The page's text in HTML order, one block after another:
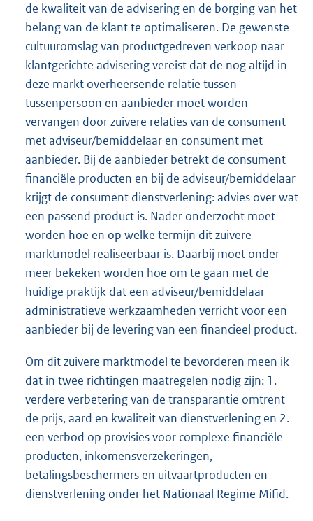
de kwaliteit van de advisering en de borging van het
belang van de klant te optimaliseren. De gewenste
cultuuromslag van productgedreven verkoop naar
klantgerichte advisering vereist dat de nog altijd in
deze markt overheersende relatie tussen
tussenpersoon en aanbieder moet worden
vervangen door zuivere relaties van de consument
met adviseur/bemiddelaar en consument met
aanbieder. Bij de aanbieder betrekt de consument
financiële producten en bij de adviseur/bemiddelaar
krijgt de consument dienstverlening: advies over wat
een passend product is. Nader onderzocht moet
worden hoe en op welke termijn dit zuivere
marktmodel realiseerbaar is. Daarbij moet onder
meer bekeken worden hoe om te gaan met de
huidige praktijk dat een adviseur/bemiddelaar
administratieve werkzaamheden verricht voor een
aanbieder bij de levering van een financieel product.
Om dit zuivere marktmodel te bevorderen meen ik
dat in twee richtingen maatregelen nodig zijn: 1.
verdere verbetering van de transparantie omtrent
de prijs, aard en kwaliteit van dienstverlening en 2.
een verbod op provisies voor complexe financiële
producten, inkomensverzekeringen,
betalingsbeschermers en uitvaartproducten en
dienstverlening onder het Nationaal Regime Mifid.